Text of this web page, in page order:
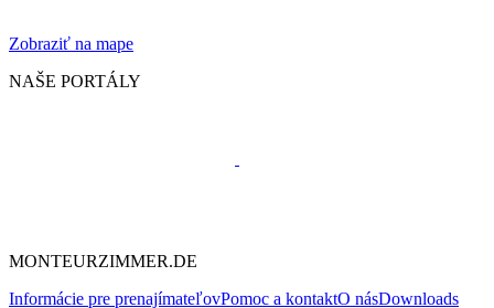
Zobraziť na mape
NAŠE PORTÁLY
MONTEURZIMMER.DE
Informácie pre prenajímateľovPomoc a kontaktO násDownloads